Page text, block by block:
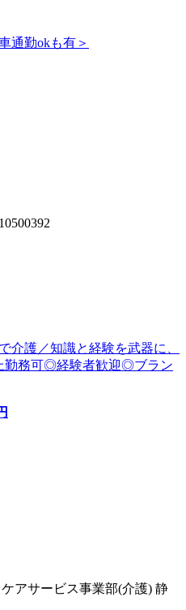
通勤okも有＞
介護／知識と経験を武器に、
勤務可◎経験者歓迎◎ブラン
アサービス事業部(介護) 静